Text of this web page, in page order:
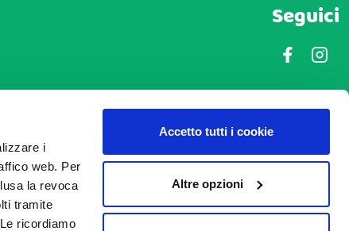
i
web. Per
la revoca
tramite
ricordiamo
Accetto tutti i cookie
Altre opzioni
Seguici